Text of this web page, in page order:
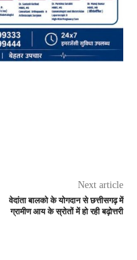
Next article
वेदांता बालको के योगदान से छत्तीसगढ़ में
ग्रामीण आय के स्रोतों में हो रही बढ़ोत्तरी